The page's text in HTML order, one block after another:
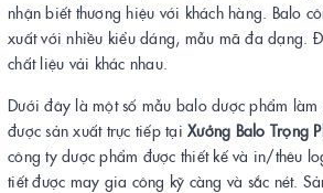
nhận biết thương hiệu với khách hàng. Balo
xuất với nhiều kiểu dáng, mẫu mã đa dạng.
chất liệu vải khác nhau.
Dưới đây là một số mẫu balo dược phẩm
được sản xuất trực tiếp tại Xưởng Balo Trọng
công ty dược phẩm được thiết kế và in/thêu
tiết được may gia công kỹ càng và sắc nét.